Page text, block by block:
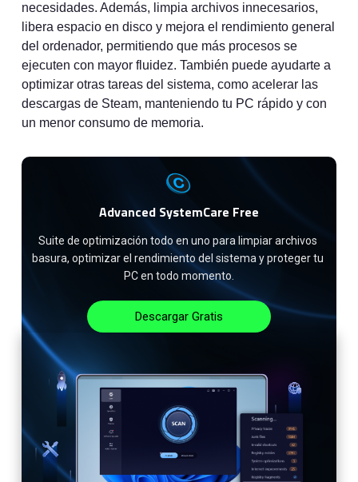
necesidades. Además, limpia archivos innecesarios,
libera espacio en disco y mejora el rendimiento general
del ordenador, permitiendo que más procesos se
ejecuten con mayor fluidez. También puede ayudarte a
optimizar otras tareas del sistema, como acelerar las
descargas de Steam, manteniendo tu PC rápido y con
un menor consumo de memoria.
Advanced SystemCare Free
Suite de optimización todo en uno para limpiar archivos
basura, optimizar el rendimiento del sistema y proteger tu
PC en todo momento.
Descargar Gratis